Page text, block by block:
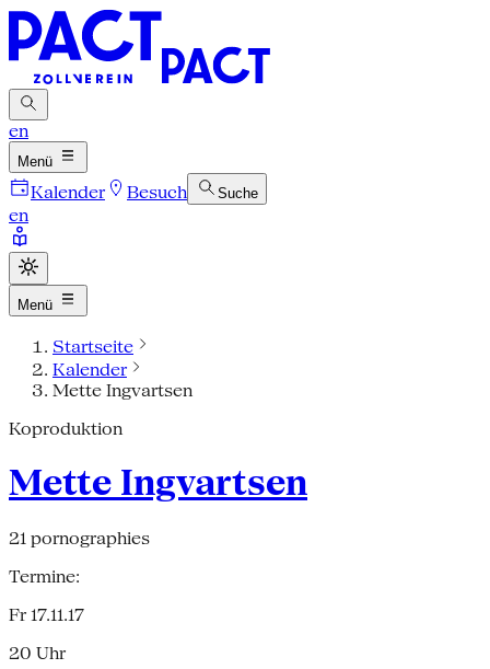
en
Menü
Kalender Besuch Suche
en
Menü
Startseite
Kalender
Mette Ingvartsen
Koproduktion
Mette Ingvartsen
21 pornographies
Termine:
Fr 17.11.17
20 Uhr